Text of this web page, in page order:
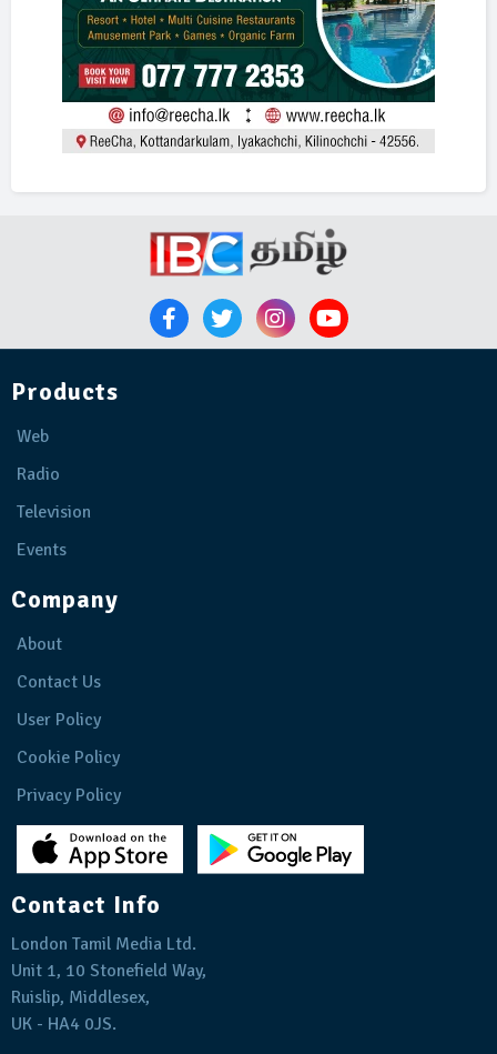
Products
Web
Radio
Television
Events
Company
About
Contact Us
User Policy
Cookie Policy
Privacy Policy
Contact Info
London Tamil Media Ltd.
Unit 1, 10 Stonefield Way,
Ruislip, Middlesex,
UK - HA4 0JS.